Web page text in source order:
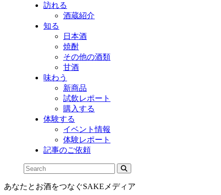
訪れる
酒蔵紹介
知る
日本酒
焼酎
その他の酒類
甘酒
味わう
新商品
試飲レポート
購入する
体験する
イベント情報
体験レポート
記事のご依頼
あなたとお酒をつなぐSAKEメディア